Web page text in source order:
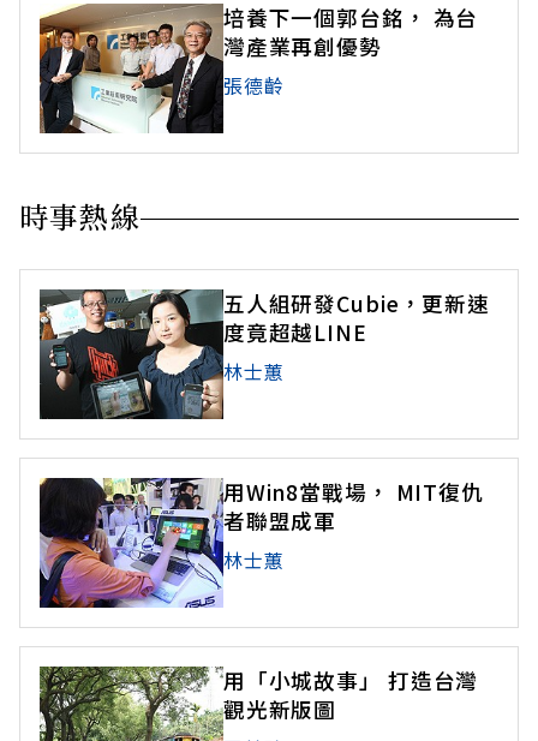
培養下一個郭台銘， 為台
灣產業再創優勢
張德齡
時事熱線
五人組研發Cubie，更新速
度竟超越LINE
林士蕙
用Win8當戰場， MIT復仇
者聯盟成軍
林士蕙
用「小城故事」 打造台灣
觀光新版圖